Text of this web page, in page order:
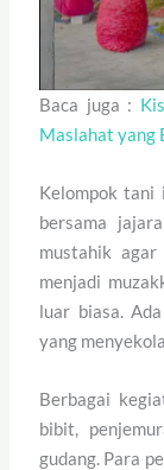
Baca juga :
Maslahat yang
Kelompok tani
bersama
mustahik
menjadi
luar biasa.
yang
Berbagai
bibit,
gudang. Para